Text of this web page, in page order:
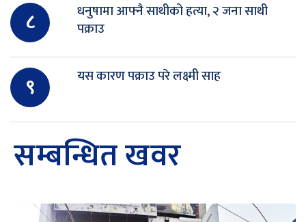
८
धनुषामा आफ्नै साथीको हत्या, २ जना साथी
पक्राउ
९ यस कारण पक्राउ परे लक्ष्मी साह
सम्बन्धित खवर